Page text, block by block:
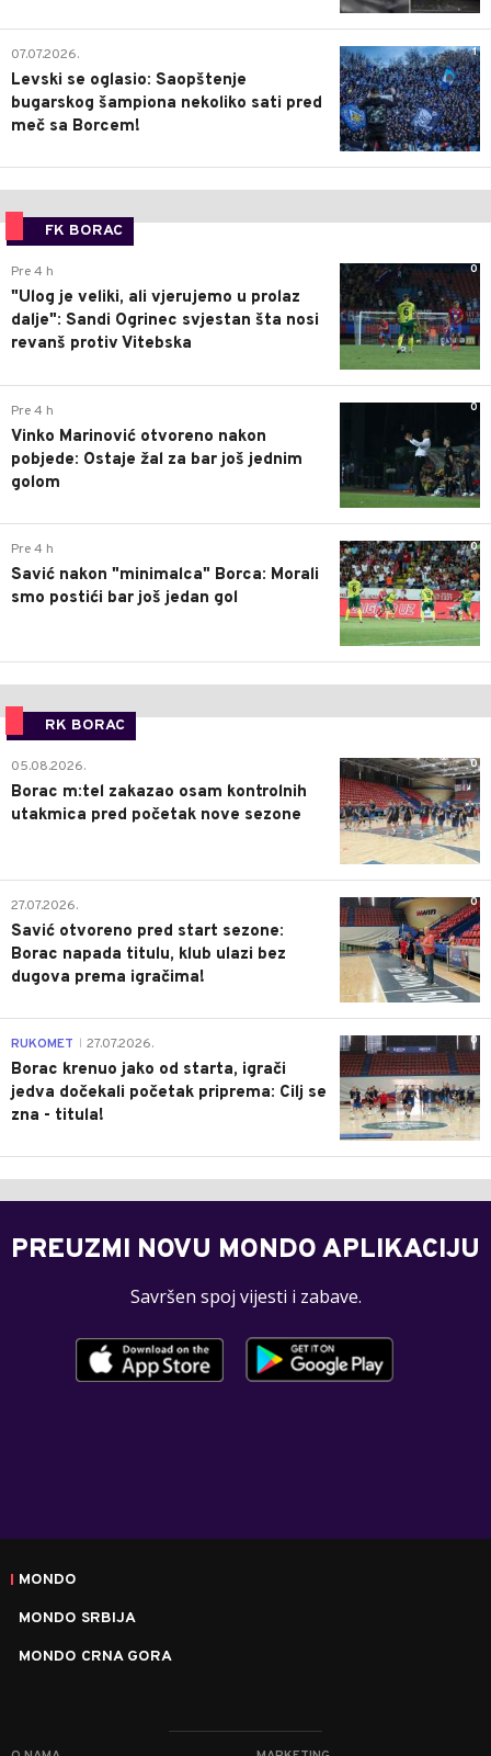
1
07.07.2026.
Levski se oglasio: Saopštenje
bugarskog šampiona nekoliko sati pred
meč sa Borcem!
FK BORAC
0
Pre 4 h
"Ulog je veliki, ali vjerujemo u prolaz
dalje": Sandi Ogrinec svjestan šta nosi
revanš protiv Vitebska
0
Pre 4 h
Vinko Marinović otvoreno nakon
pobjede: Ostaje žal za bar još jednim
golom
0
Pre 4 h
Savić nakon "minimalca" Borca: Morali
smo postići bar još jedan gol
RK BORAC
0
05.08.2026.
Borac m:tel zakazao osam kontrolnih
utakmica pred početak nove sezone
0
27.07.2026.
Savić otvoreno pred start sezone:
Borac napada titulu, klub ulazi bez
dugova prema igračima!
0
RUKOMET 27.07.2026.
Borac krenuo jako od starta, igrači
jedva dočekali početak priprema: Cilj se
zna - titula!
PREUZMI NOVU MONDO APLIKACIJU
Savršen spoj vijesti i zabave.
MONDO
MONDO SRBIJA
MONDO CRNA GORA